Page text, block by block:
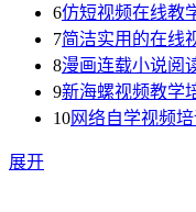
6仿短视频在线教
7简洁实用的在线
8漫画连载小说阅
9新海螺视频教学
10网络自学视频
展开